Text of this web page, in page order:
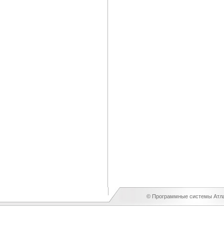
© Программные системы